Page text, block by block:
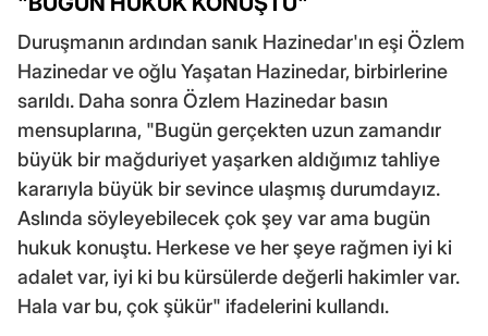
Duruşmanın ardından sanık Hazinedar'ın eşi Özlem
Hazinedar ve oğlu Yaşatan Hazinedar, birbirlerine
sarıldı. Daha sonra Özlem Hazinedar basın
mensuplarına, "Bugün gerçekten uzun zamandır
büyük bir mağduriyet yaşarken aldığımız tahliye
kararıyla büyük bir sevince ulaşmış durumdayız.
Aslında söyleyebilecek çok şey var ama bugün
hukuk konuştu. Herkese ve her şeye rağmen iyi ki
adalet var, iyi ki bu kürsülerde değerli hakimler var.
Hala var bu, çok şükür" ifadelerini kullandı.